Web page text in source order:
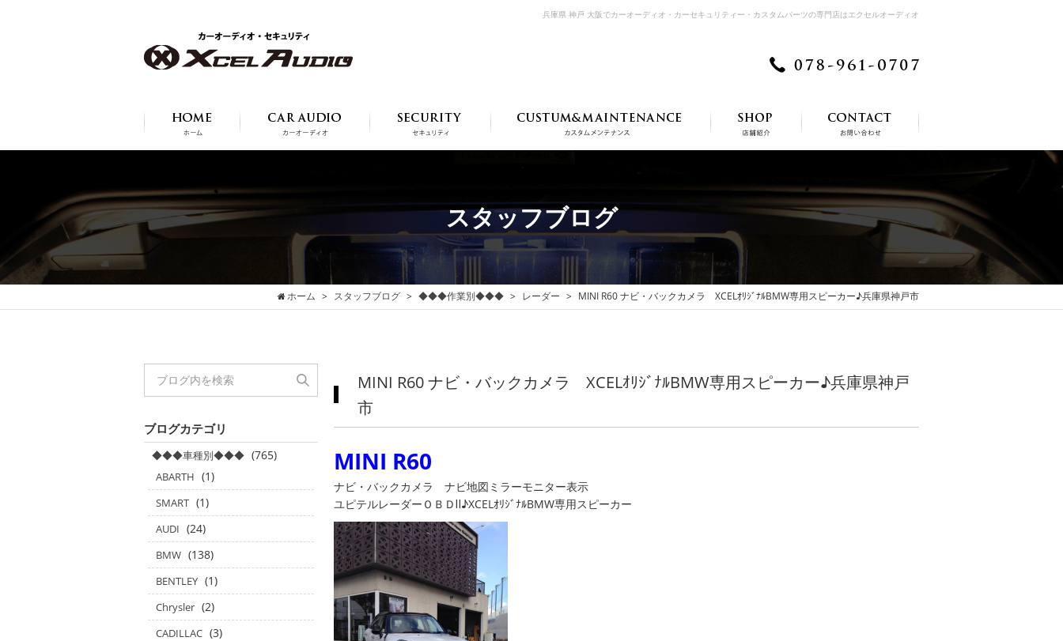
兵庫県 神戸 大阪でカーオーディオ・カーセキュリティー・カスタムパーツの専門店はエクセルオーディオ
スタッフブログ
ホーム スタッフブログ ◆◆◆作業別◆◆◆ レーダー MINI R60 ナビ・バックカメラ XCELｵﾘｼﾞﾅﾙBMW専用スピーカー♪兵庫県神戸市
MINI R60 ナビ・バックカメラ XCELｵﾘｼﾞﾅﾙBMW専用スピーカー♪兵庫県神戸
市
MINI R60
ナビ・バックカメラ ナビ地図ミラーモニター表示
ユピテルレーダーＯＢＤⅡ♪XCELｵﾘｼﾞﾅﾙBMW専用スピーカー
ブログカテゴリ
◆◆◆車種別◆◆◆ (765)
ABARTH (1)
SMART (1)
AUDI (24)
BMW (138)
BENTLEY (1)
Chrysler (2)
CADILLAC (3)